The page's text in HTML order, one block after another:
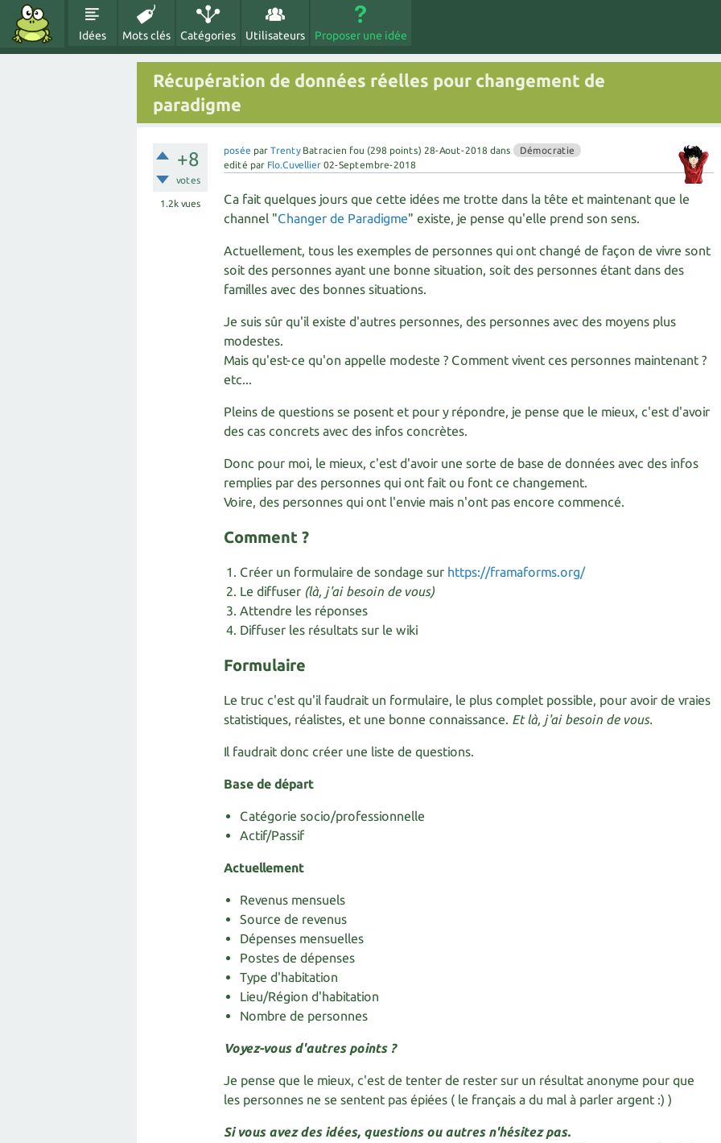
Idées Mots clés Catégories Utilisateurs Proposer une idée
Récupération de données réelles pour changement de
paradigme
+8
votes
1.2kvues
posée par Trenty Batracien fou (298 points) 28-Aout-2018 dans
Démocratie
edité par Flo.Cuvellier 02-Septembre-2018
Ca fait quelques jours que cette idées me trotte dans la tête et maintenant que le
channel "Changer de Paradigme" existe, je pense qu'elle prend son sens.
Actuellement, tous les exemples de personnes qui ont changé de façon de vivre sont
soit des personnes ayant une bonne situation, soit des personnes étant dans des
familles avec des bonnes situations.
Je suis sûr qu'il existe d'autres personnes, des personnes avec des moyens plus
modestes.
Mais qu'est-ce qu'on appelle modeste ? Comment vivent ces personnes maintenant ?
etc...
Pleins de questions se posent et pour y répondre, je pense que le mieux, c'est d'avoir
des cas concrets avec des infos concrètes.
Donc pour moi, le mieux, c'est d'avoir une sorte de base de données avec des infos
remplies par des personnes qui ont fait ou font ce changement.
Voire, des personnes qui ont l'envie mais n'ont pas encore commencé.
Comment ?​
Créer un formulaire de sondage sur https://framaforms.org/
Le diffuser (là, j'ai besoin de vous)
Attendre les réponses
Diffuser les résultats sur le wiki
Formulaire
Le truc c'est qu'il faudrait un formulaire, le plus complet possible, pour avoir de vraies
statistiques, réalistes, et une bonne connaissance. Et là, j'ai besoin de vous.
Il faudrait donc créer une liste de questions.
Base de départ
Catégorie socio/professionnelle
Actif/Passif
Actuellement
Revenus mensuels
Source de revenus
Dépenses mensuelles
Postes de dépenses
Type d'habitation
Lieu/Région d'habitation
Nombre de personnes
Voyez-vous d'autres points ?
Je pense que le mieux, c'est de tenter de rester sur un résultat anonyme pour que
les personnes ne se sentent pas épiées ( le français a du mal à parler argent :) )
Si vous avez des idées, questions ou autres n'hésitez pas.